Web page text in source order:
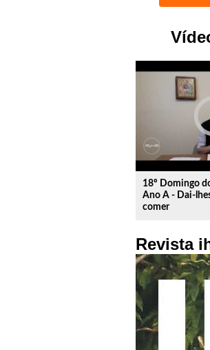
18º Domingo
Ano A - Dai-
comer
Revista